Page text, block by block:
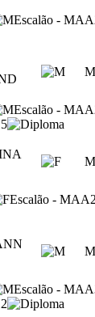
Escalão -
Escalão -
Escalão -
Escalão -